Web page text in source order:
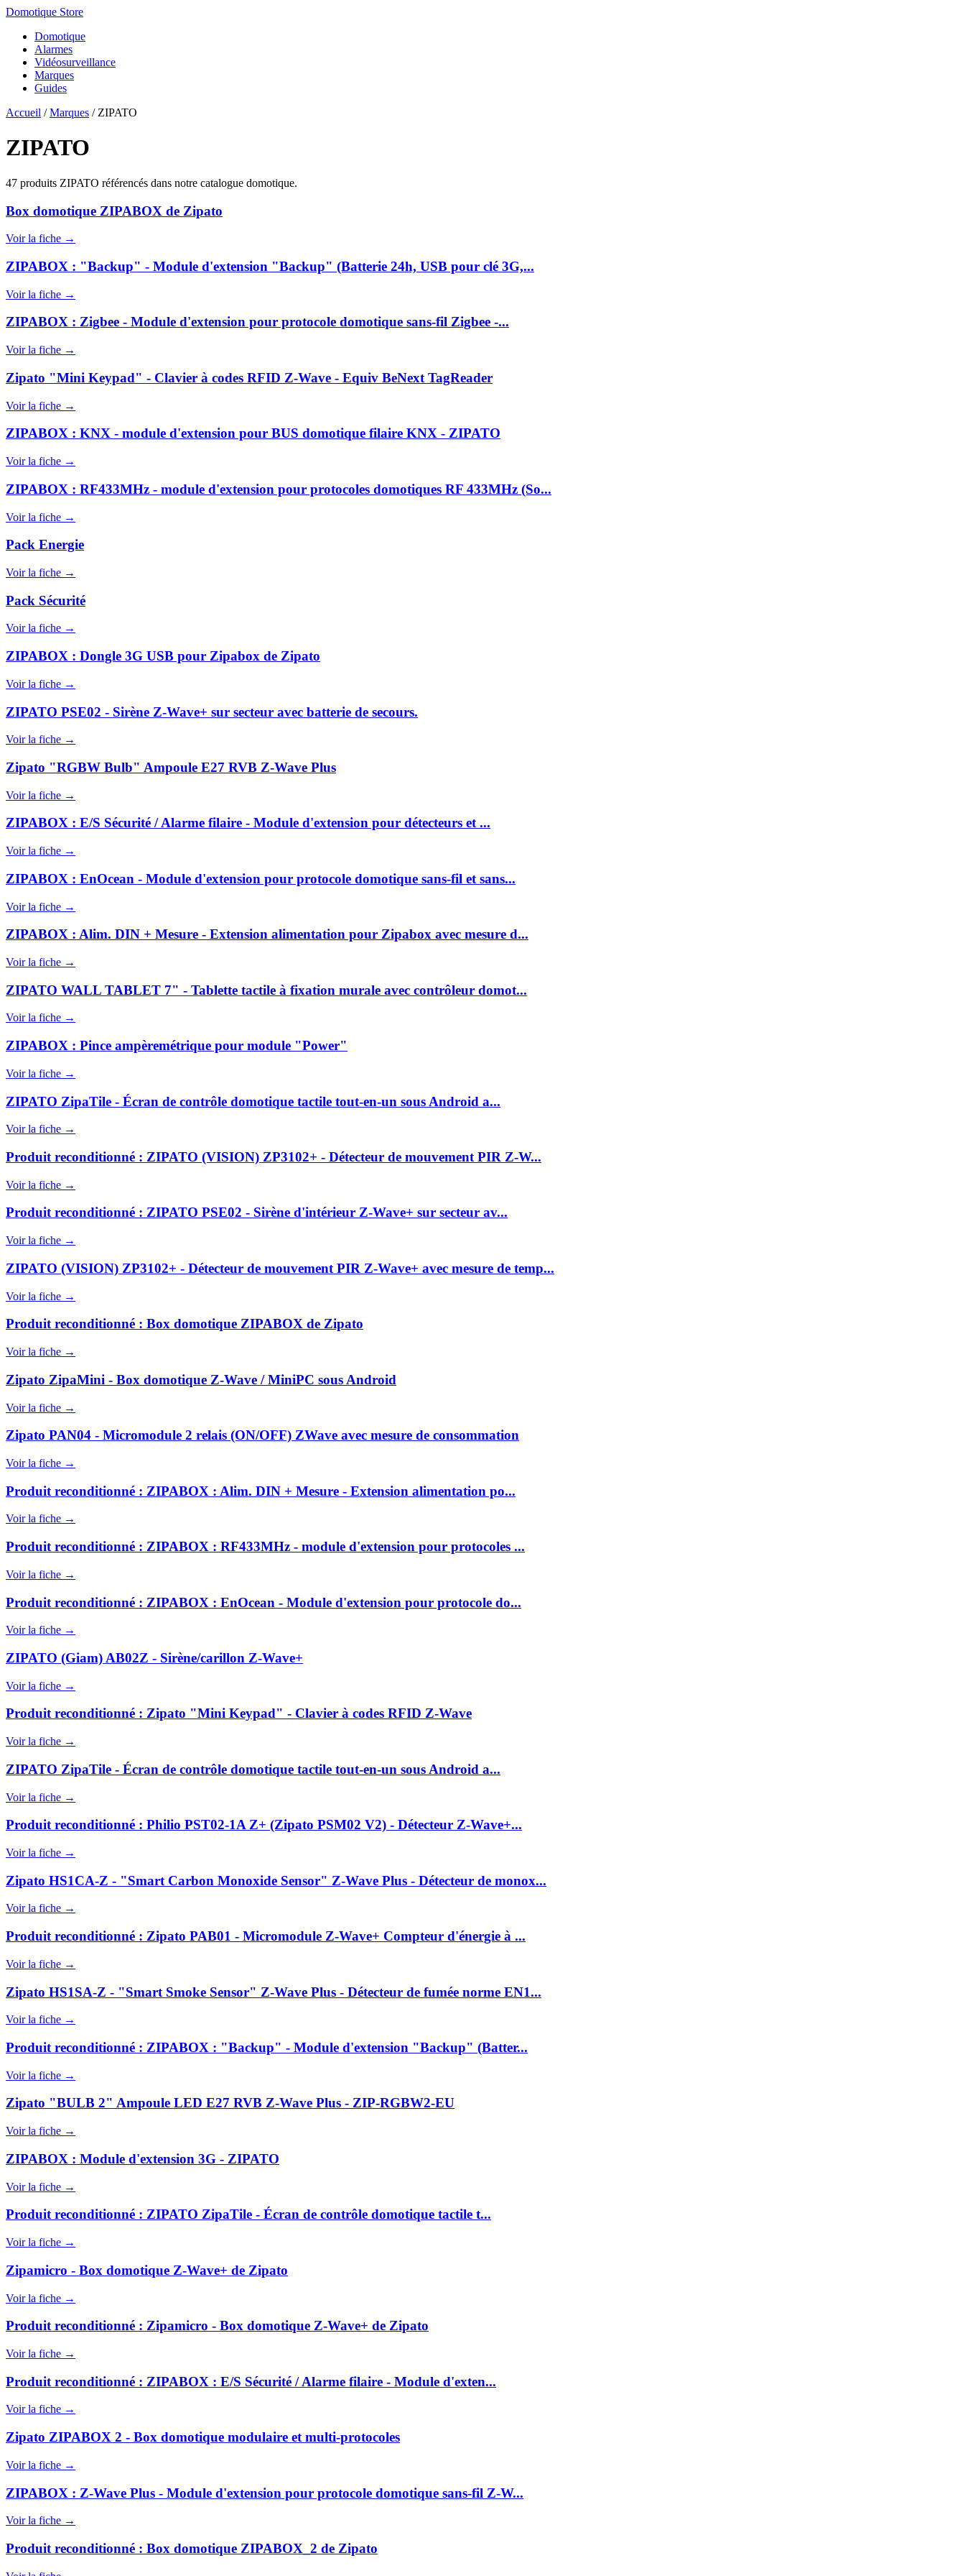
Domotique Store
Domotique
Alarmes
Vidéosurveillance
Marques
Guides
Accueil /Marques / ZIPATO
ZIPATO
47 produits ZIPATO référencés dans notre catalogue domotique.
Box domotique ZIPABOX de Zipato
Voir la fiche →
ZIPABOX : "Backup" - Module d'extension "Backup" (Batterie 24h, USB pour clé 3G,...
Voir la fiche →
ZIPABOX : Zigbee - Module d'extension pour protocole domotique sans-fil Zigbee -...
Voir la fiche →
Zipato "Mini Keypad" - Clavier à codes RFID Z-Wave - Equiv BeNext TagReader
Voir la fiche →
ZIPABOX : KNX - module d'extension pour BUS domotique filaire KNX - ZIPATO
Voir la fiche →
ZIPABOX : RF433MHz - module d'extension pour protocoles domotiques RF 433MHz (So...
Voir la fiche →
Pack Energie
Voir la fiche →
Pack Sécurité
Voir la fiche →
ZIPABOX : Dongle 3G USB pour Zipabox de Zipato
Voir la fiche →
ZIPATO PSE02 - Sirène Z-Wave+ sur secteur avec batterie de secours.
Voir la fiche →
Zipato "RGBW Bulb" Ampoule E27 RVB Z-Wave Plus
Voir la fiche →
ZIPABOX : E/S Sécurité / Alarme filaire - Module d'extension pour détecteurs et ...
Voir la fiche →
ZIPABOX : EnOcean - Module d'extension pour protocole domotique sans-fil et sans...
Voir la fiche →
ZIPABOX : Alim. DIN + Mesure - Extension alimentation pour Zipabox avec mesure d...
Voir la fiche →
ZIPATO WALL TABLET 7" - Tablette tactile à fixation murale avec contrôleur domot...
Voir la fiche →
ZIPABOX : Pince ampèremétrique pour module "Power"
Voir la fiche →
ZIPATO ZipaTile - Écran de contrôle domotique tactile tout-en-un sous Android a...
Voir la fiche →
Produit reconditionné : ZIPATO (VISION) ZP3102+ - Détecteur de mouvement PIR Z-W...
Voir la fiche →
Produit reconditionné : ZIPATO PSE02 - Sirène d'intérieur Z-Wave+ sur secteur av...
Voir la fiche →
ZIPATO (VISION) ZP3102+ - Détecteur de mouvement PIR Z-Wave+ avec mesure de temp...
Voir la fiche →
Produit reconditionné : Box domotique ZIPABOX de Zipato
Voir la fiche →
Zipato ZipaMini - Box domotique Z-Wave / MiniPC sous Android
Voir la fiche →
Zipato PAN04 - Micromodule 2 relais (ON/OFF) ZWave avec mesure de consommation
Voir la fiche →
Produit reconditionné : ZIPABOX : Alim. DIN + Mesure - Extension alimentation po...
Voir la fiche →
Produit reconditionné : ZIPABOX : RF433MHz - module d'extension pour protocoles ...
Voir la fiche →
Produit reconditionné : ZIPABOX : EnOcean - Module d'extension pour protocole do...
Voir la fiche →
ZIPATO (Giam) AB02Z - Sirène/carillon Z-Wave+
Voir la fiche →
Produit reconditionné : Zipato "Mini Keypad" - Clavier à codes RFID Z-Wave
Voir la fiche →
ZIPATO ZipaTile - Écran de contrôle domotique tactile tout-en-un sous Android a...
Voir la fiche →
Produit reconditionné : Philio PST02-1A Z+ (Zipato PSM02 V2) - Détecteur Z-Wave+...
Voir la fiche →
Zipato HS1CA-Z - "Smart Carbon Monoxide Sensor" Z-Wave Plus - Détecteur de monox...
Voir la fiche →
Produit reconditionné : Zipato PAB01 - Micromodule Z-Wave+ Compteur d'énergie à ...
Voir la fiche →
Zipato HS1SA-Z - "Smart Smoke Sensor" Z-Wave Plus - Détecteur de fumée norme EN1...
Voir la fiche →
Produit reconditionné : ZIPABOX : "Backup" - Module d'extension "Backup" (Batter...
Voir la fiche →
Zipato "BULB 2" Ampoule LED E27 RVB Z-Wave Plus - ZIP-RGBW2-EU
Voir la fiche →
ZIPABOX : Module d'extension 3G - ZIPATO
Voir la fiche →
Produit reconditionné : ZIPATO ZipaTile - Écran de contrôle domotique tactile t...
Voir la fiche →
Zipamicro - Box domotique Z-Wave+ de Zipato
Voir la fiche →
Produit reconditionné : Zipamicro - Box domotique Z-Wave+ de Zipato
Voir la fiche →
Produit reconditionné : ZIPABOX : E/S Sécurité / Alarme filaire - Module d'exten...
Voir la fiche →
Zipato ZIPABOX 2 - Box domotique modulaire et multi-protocoles
Voir la fiche →
ZIPABOX : Z-Wave Plus - Module d'extension pour protocole domotique sans-fil Z-W...
Voir la fiche →
Produit reconditionné : Box domotique ZIPABOX_2 de Zipato